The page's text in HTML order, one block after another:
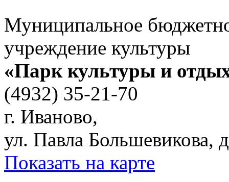
Муниципальное
учреждение культуры
«Парк культуры и
(4932) 35-21-70
г. Иваново,
ул. Павла Большевикова,
Показать на карте